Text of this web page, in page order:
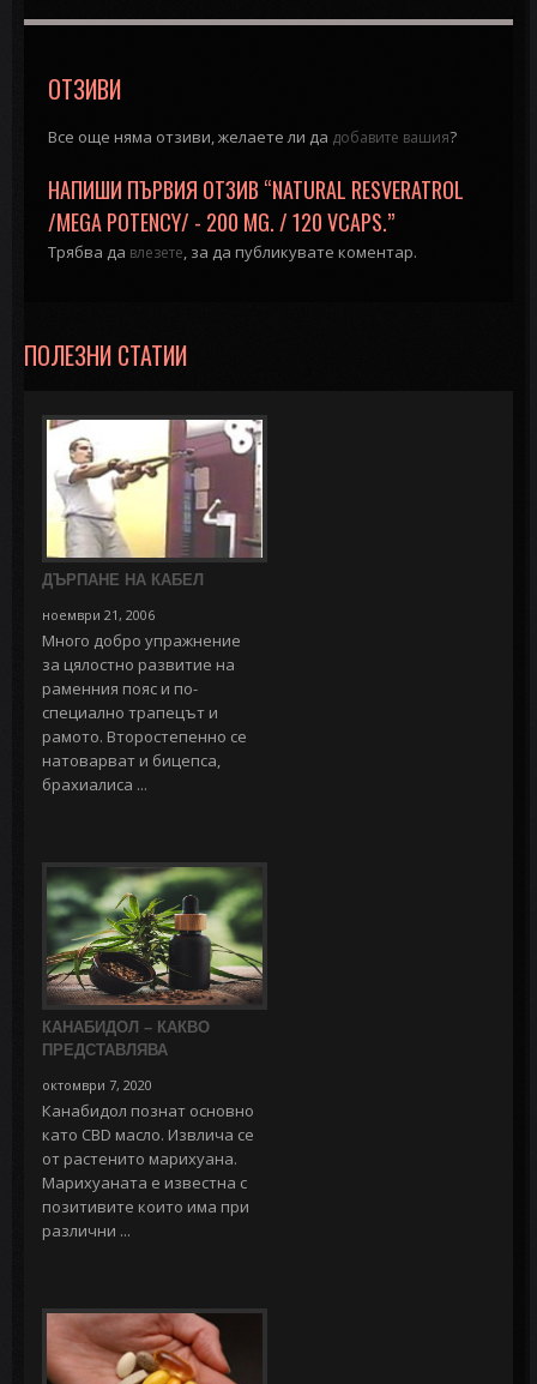
ОТЗИВИ
Все още няма отзиви, желаете ли да добавите вашия?
НАПИШИ ПЪРВИЯ ОТЗИВ “NATURAL RESVERATROL
/MEGA POTENCY/ - 200 MG. / 120 VCAPS.”
Трябва да влезете, за да публикувате коментар.
ПОЛЕЗНИ СТАТИИ
ДЪРПАНЕ НА КАБЕЛ
ноември 21, 2006
Много добро упражнение
за цялостно развитие на
раменния пояс и по-
специално трапецът и
рамото. Второстепенно се
натоварват и бицепса,
брахиалиса ...
КАНАБИДОЛ – КАКВО
ПРЕДСТАВЛЯВА
октомври 7, 2020
Канабидол познат основно
като CBD масло. Извлича се
от растенито марихуана.
Марихуаната е известна с
позитивите които има при
различни ...